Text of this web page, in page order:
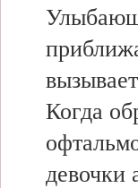
Когда
девочки